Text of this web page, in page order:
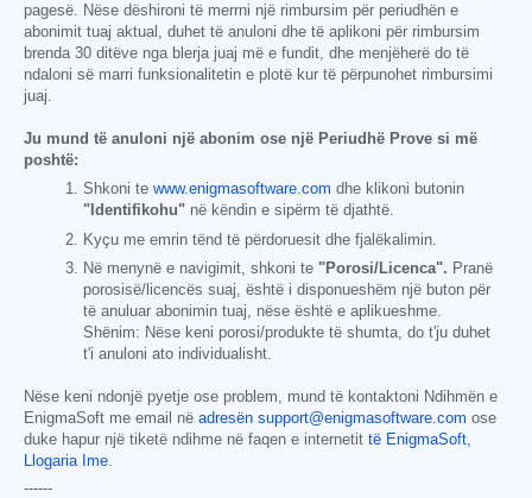
pagesë. Nëse dëshironi të merrni një rimbursim për periudhën e
abonimit tuaj aktual, duhet të anuloni dhe të aplikoni për rimbursim
brenda 30 ditëve nga blerja juaj më e fundit, dhe menjëherë do të
ndaloni së marri funksionalitetin e plotë kur të përpunohet rimbursimi
juaj.
Ju mund të anuloni një abonim ose një Periudhë Prove si më
poshtë:
Shkoni te www.enigmasoftware.com dhe klikoni butonin
"Identifikohu" në këndin e sipërm të djathtë.
Kyçu me emrin tënd të përdoruesit dhe fjalëkalimin.
Në menynë e navigimit, shkoni te "Porosi/Licenca". Pranë
porosisë/licencës suaj, është i disponueshëm një buton për
të anuluar abonimin tuaj, nëse është e aplikueshme.
Shënim: Nëse keni porosi/produkte të shumta, do t'ju duhet
t'i anuloni ato individualisht.
Nëse keni ndonjë pyetje ose problem, mund të kontaktoni Ndihmën e
EnigmaSoft me email në adresën support@enigmasoftware.com ose
duke hapur një tiketë ndihme në faqen e internetit të EnigmaSoft,
Llogaria Ime.
------